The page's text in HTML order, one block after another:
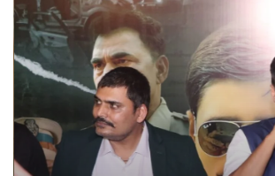
बॉलीवुड